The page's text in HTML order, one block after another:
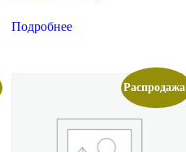
29
Подробнее